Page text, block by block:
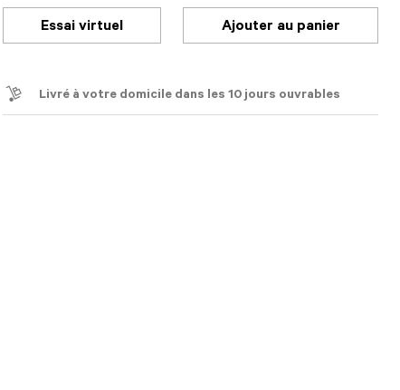
Essai virtuel Ajouter au panier
Livré à votre domicile dans les 10 jours ouvrables